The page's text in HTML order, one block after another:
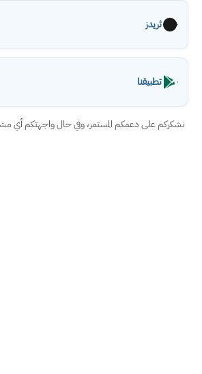
ثريدز
تطبيقنا
نشكركم على دعمكم المستمر، وفي حال واجهتكم أي